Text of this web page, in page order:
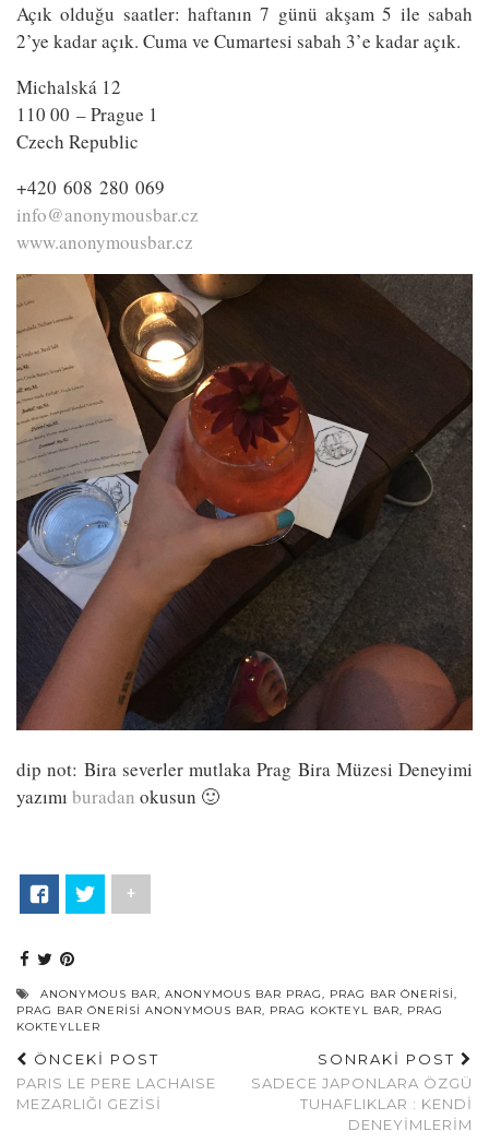
Açık olduğu saatler: haftanın 7 günü akşam 5 ile sabah
2’ye kadar açık. Cuma ve Cumartesi sabah 3’e kadar açık.
Michalská 12
110 00 – Prague 1
Czech Republic
+420 608 280 069
info@anonymousbar.cz
www.anonymousbar.cz
dip not: Bira severler mutlaka Prag Bira Müzesi Deneyimi
yazımı buradan okusun 🙂
+
ANONYMOUS BAR, ANONYMOUS BAR PRAG, PRAG BAR ÖNERISI,
PRAG BAR ÖNERISI ANONYMOUS BAR, PRAG KOKTEYL BAR, PRAG
KOKTEYLLER
ÖNCEKİ POST
PARIS LE PERE LACHAISE
MEZARLIĞI GEZISI
SONRAKİ POST
SADECE JAPONLARA ÖZGÜ
TUHAFLIKLAR : KENDI
DENEYIMLERIM